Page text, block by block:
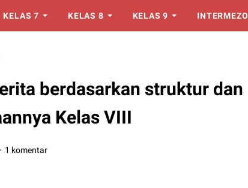
KELAS 7 KELAS 8 KELAS 9 INTERMEZO
berdasarkan struktur dan
Kelas VIII
1 komentar